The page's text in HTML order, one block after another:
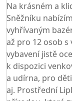
Na krásném a
Sněžníku
vyhřívaným
až pro 12 osob
vybavení jistě
k dispozici
a udírna, pro
aj. Prostřední